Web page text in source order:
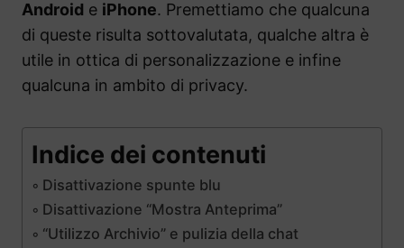
Android e iPhone. Premettiamo che qualcuna
di queste risulta sottovalutata, qualche altra è
utile in ottica di personalizzazione e infine
qualcuna in ambito di privacy.
Indice dei contenuti
Disattivazione spunte blu
Disattivazione “Mostra Anteprima”
“Utilizzo Archivio” e pulizia della chat